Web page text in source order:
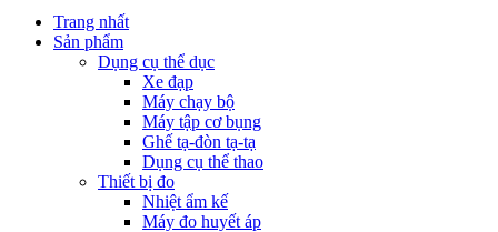
Trang nhất
Sản phẩm
Dụng cụ thể dục
Xe đạp
Máy chạy bộ
Máy tập cơ bụng
Ghế tạ-đòn tạ-tạ
Dụng cụ thể thao
Thiết bị đo
Nhiệt ẩm kế
Máy đo huyết áp